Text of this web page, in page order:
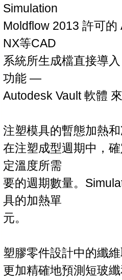
Simulation
Moldflow 2013 許可
NX等CAD
系統所生成檔直接導
功能 —
Autodesk Vault 軟體
注塑模具的暫態加熱
在注塑成型週期中，
定溫度所需
要的週期數量。
具的加熱單
元。
塑膠零件設計中的纖
更加精確地預測短玻